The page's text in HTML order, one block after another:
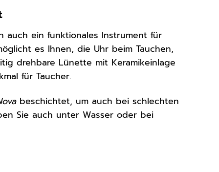
ein funktionales Instrument für
es Ihnen, die Uhr beim Tauchen,
drehbare Lünette mit Keramikeinlage
für Taucher.
beschichtet, um auch bei schlechten
Sie auch unter Wasser oder bei